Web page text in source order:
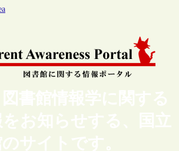
書館情報学に関する
お知らせする、国立
サイトです。